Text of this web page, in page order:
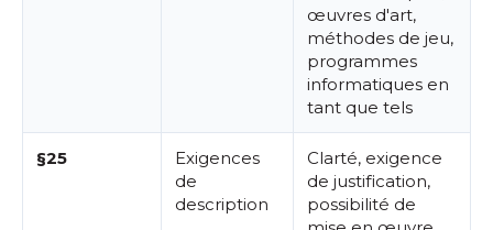
œuvres d'art,
méthodes de jeu,
programmes
informatiques en
tant que tels
§25
Exigences
de
description
Clarté, exigence
de justification,
possibilité de